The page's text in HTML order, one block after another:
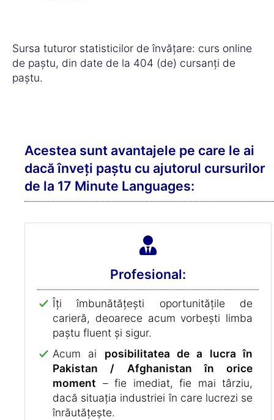
Sursa tuturor statisticilor de învățare: curs online
de paștu, din date de la 404 (de) cursanți de
paștu.
Acestea sunt avantajele pe care le ai
dacă înveți paștu cu ajutorul cursurilor
de la 17 Minute Languages:
Profesional:
Îți îmbunătățești oportunitățile de
carieră, deoarece acum vorbești limba
paștu fluent și sigur.
Acum ai posibilitatea de a lucra în
Pakistan / Afghanistan în orice
moment – fie imediat, fie mai târziu,
dacă situația industriei în care lucrezi se
înrăutățește.